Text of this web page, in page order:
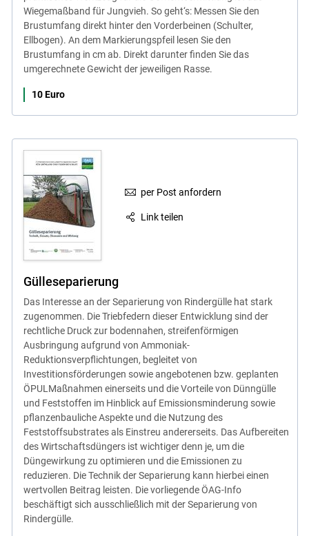
Wiegemaßband für Jungvieh. So geht‘s: Messen Sie den
Brustumfang direkt hinter den Vorderbeinen (Schulter,
Ellbogen). An dem Markierungspfeil lesen Sie den
Brustumfang in cm ab. Direkt darunter finden Sie das
umgerechnete Gewicht der jeweiligen Rasse.
10 Euro
per Post anfordern
Link teilen
Gülleseparierung
Das Interesse an der Separierung von Rindergülle hat stark
zugenommen. Die Triebfedern dieser Entwicklung sind der
rechtliche Druck zur bodennahen, streifenförmigen
Ausbringung aufgrund von Ammoniak-
Reduktionsverpflichtungen, begleitet von
Investitionsförderungen sowie angebotenen bzw. geplanten
ÖPULMaßnahmen einerseits und die Vorteile von Dünngülle
und Feststoffen im Hinblick auf Emissionsminderung sowie
pflanzenbauliche Aspekte und die Nutzung des
Feststoffsubstrates als Einstreu andererseits. Das Aufbereiten
des Wirtschaftsdüngers ist wichtiger denn je, um die
Düngewirkung zu optimieren und die Emissionen zu
reduzieren. Die Technik der Separierung kann hierbei einen
wertvollen Beitrag leisten. Die vorliegende ÖAG-Info
beschäftigt sich ausschließlich mit der Separierung von
Rindergülle.